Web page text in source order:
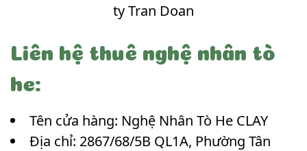
ty Tran Doan
Liên hệ thuê nghệ nhân tò
he:
Tên cửa hàng: Nghệ Nhân Tò He CLAY
Địa chỉ: 2867/68/5B QL1A, Phường Tân